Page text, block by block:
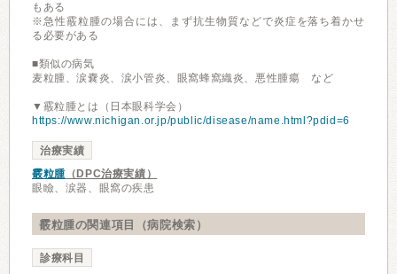
もある
※急性霰粒腫の場合には、まず抗生物質などで炎症を落ち着かせ
る必要がある
■類似の病気
麦粒腫、涙嚢炎、涙小管炎、眼窩蜂窩織炎、悪性腫瘍 など
▼霰粒腫とは（日本眼科学会）
https://www.nichigan.or.jp/public/disease/name.html?pdid=6
治療実績
霰粒腫（DPC治療実績）
眼瞼、涙器、眼窩の疾患
霰粒腫の関連項目（病院検索）
診療科目